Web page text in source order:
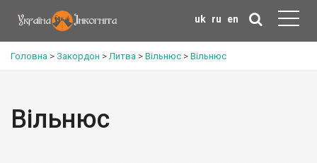
uk ru en
Головна > Закордон >Литва > Вільнюс > Вільнюс
Вільнюс